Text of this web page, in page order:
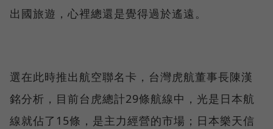
出國旅遊，心裡總還是覺得過於遙遠。
選在此時推出航空聯名卡，台灣虎航董事長陳漢
銘分析，目前台虎總計29條航線中，光是日本航
線就佔了15條，是主力經營的市場；日本樂天信